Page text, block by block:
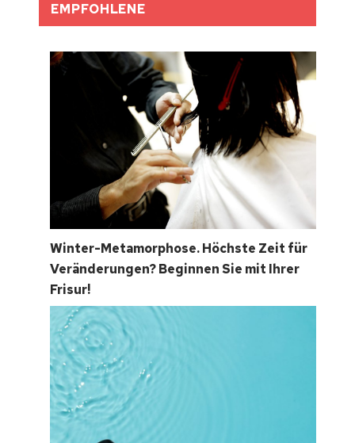
EMPFOHLENE
Winter-Metamorphose. Höchste Zeit für
Veränderungen? Beginnen Sie mit Ihrer
Frisur!